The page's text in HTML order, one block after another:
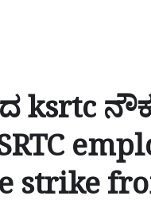
ksrtc
strike